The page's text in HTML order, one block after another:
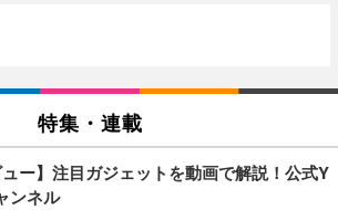
特集・連載
ュー】注目ガジェットを動画で解説！公式Y
ンネル